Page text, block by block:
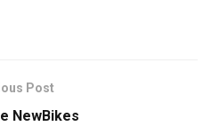
Post
NewBikes